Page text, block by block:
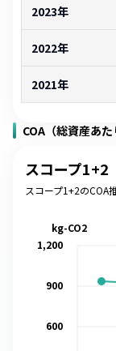
2023年
2022年
2021年
COA（総資産あ
スコープ1+2
スコープ1+2のCOA
600
900
1,200
kg-CO2